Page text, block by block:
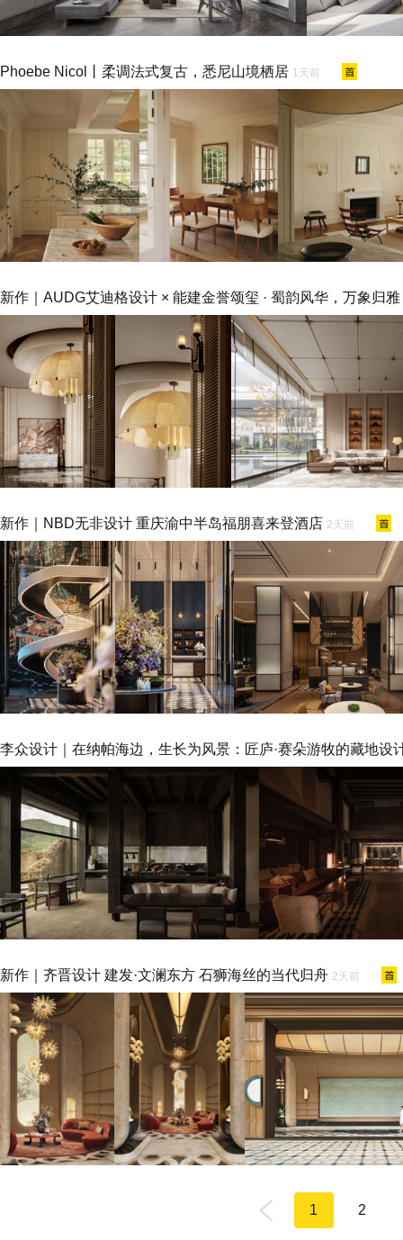
Phoebe Nicol丨柔调法式复古，悉尼山境栖居 1天前
新作｜AUDG艾迪格设计 × 能建金誉颂玺 · 蜀韵风华，万象归雅
新作｜NBD无非设计 重庆渝中半岛福朋喜来登酒店 2天前
李众设计｜在纳帕海边，生长为风景：匠庐·赛朵游牧的藏地设
新作｜齐晋设计 建发·文澜东方 石狮海丝的当代归舟 2天前
1 2